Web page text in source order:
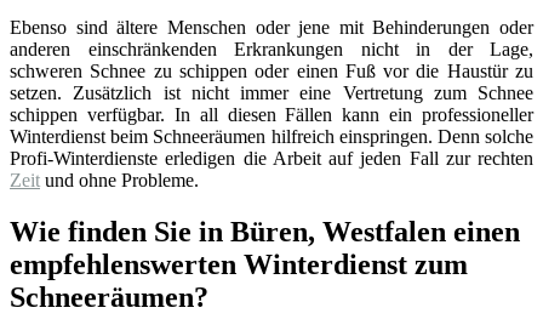
Ebenso sind ältere Menschen oder jene mit Behinderungen oder
anderen einschränkenden Erkrankungen nicht in der Lage,
schweren Schnee zu schippen oder einen Fuß vor die Haustür zu
setzen. Zusätzlich ist nicht immer eine Vertretung zum Schnee
schippen verfügbar. In all diesen Fällen kann ein professioneller
Winterdienst beim Schneeräumen hilfreich einspringen. Denn solche
Profi-Winterdienste erledigen die Arbeit auf jeden Fall zur rechten
Zeit und ohne Probleme.
Wie finden Sie in Büren, Westfalen einen
empfehlenswerten Winterdienst zum
Schneeräumen?